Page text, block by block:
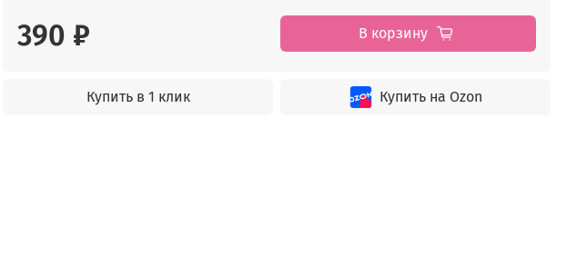
390 ₽ В корзину
Купить в 1 клик Купить на Ozon